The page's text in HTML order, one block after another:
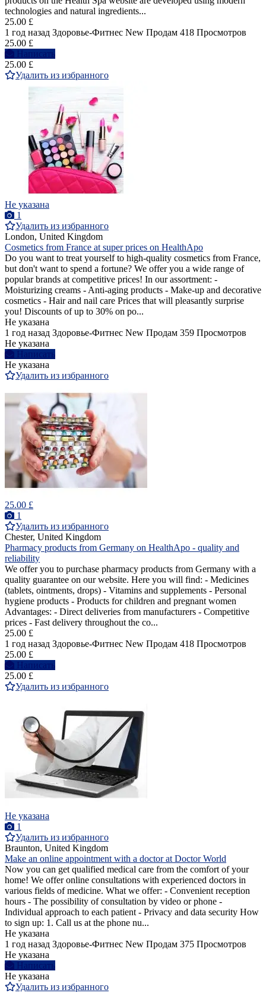
technologies and natural ingredients...
25.00 £
1 год назад Здоровье-Фитнес New Продам 418 Просмотров
25.00 £
Написать
25.00 £
Удалить из избранного
Не указана
1
Удалить из избранного
London, United Kingdom
Cosmetics from France at super prices on HealthApo
Do you want to treat yourself to high-quality cosmetics from France,
but don't want to spend a fortune? We offer you a wide range of
popular brands at competitive prices! In our assortment: -
Moisturizing creams - Anti-aging products - Make-up and decorative
cosmetics - Hair and nail care Prices that will pleasantly surprise
you! Discounts of up to 30% on po...
Не указана
1 год назад Здоровье-Фитнес New Продам 359 Просмотров
Не указана
Написать
Не указана
Удалить из избранного
25.00 £
1
Удалить из избранного
Chester, United Kingdom
Pharmacy products from Germany on HealthApo - quality and
reliability
We offer you to purchase pharmacy products from Germany with a
quality guarantee on our website. Here you will find: - Medicines
(tablets, ointments, drops) - Vitamins and supplements - Personal
hygiene products - Products for children and pregnant women
Advantages: - Direct deliveries from manufacturers - Competitive
prices - Fast delivery throughout the co...
25.00 £
1 год назад Здоровье-Фитнес New Продам 418 Просмотров
25.00 £
Написать
25.00 £
Удалить из избранного
Не указана
1
Удалить из избранного
Braunton, United Kingdom
Make an online appointment with a doctor at Doctor World
Now you can get qualified medical care from the comfort of your
home! We offer online consultations with experienced doctors in
various fields of medicine. What we offer: - Convenient reception
hours - The possibility of consultation by video or phone -
Individual approach to each patient - Privacy and data security How
to sign up: 1. Call us at the phone nu...
Не указана
1 год назад Здоровье-Фитнес New Продам 375 Просмотров
Не указана
Написать
Не указана
Удалить из избранного